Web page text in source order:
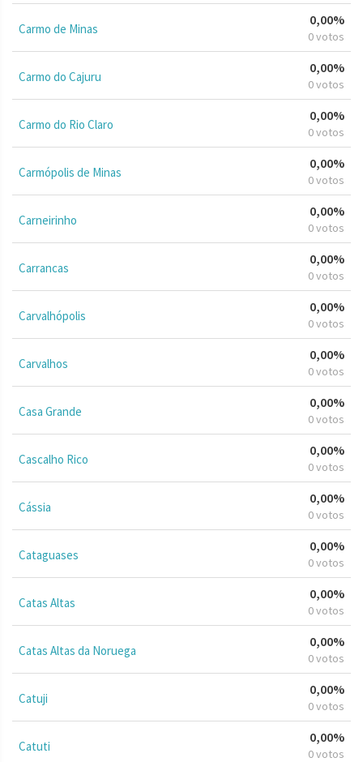
Carmo de Minas
0,00%
0 votos
Carmo do Cajuru
0,00%
0 votos
Carmo do Rio Claro
0,00%
0 votos
Carmópolis de Minas
0,00%
0 votos
Carneirinho
0,00%
0 votos
Carrancas
0,00%
0 votos
Carvalhópolis
0,00%
0 votos
Carvalhos
0,00%
0 votos
Casa Grande
0,00%
0 votos
Cascalho Rico
0,00%
0 votos
Cássia
0,00%
0 votos
Cataguases
0,00%
0 votos
Catas Altas
0,00%
0 votos
Catas Altas da Noruega
0,00%
0 votos
Catuji
0,00%
0 votos
Catuti
0,00%
0 votos